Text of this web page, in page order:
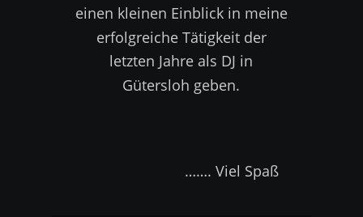
einen kleinen Einblick in meine
erfolgreiche Tätigkeit der
letzten Jahre als DJ in
Gütersloh geben.
                         ……. Viel Spaß